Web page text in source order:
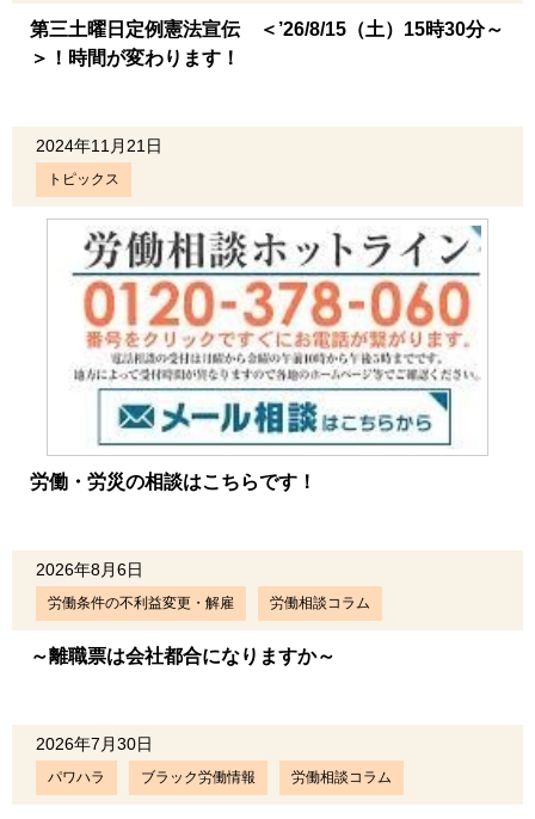
第三土曜日定例憲法宣伝 ＜’26/8/15（土）15時30分～
＞！時間が変わります！
2024年11月21日
トピックス
労働・労災の相談はこちらです！
2026年8月6日
労働条件の不利益変更・解雇 労働相談コラム
～離職票は会社都合になりますか～
2026年7月30日
パワハラ ブラック労働情報 労働相談コラム